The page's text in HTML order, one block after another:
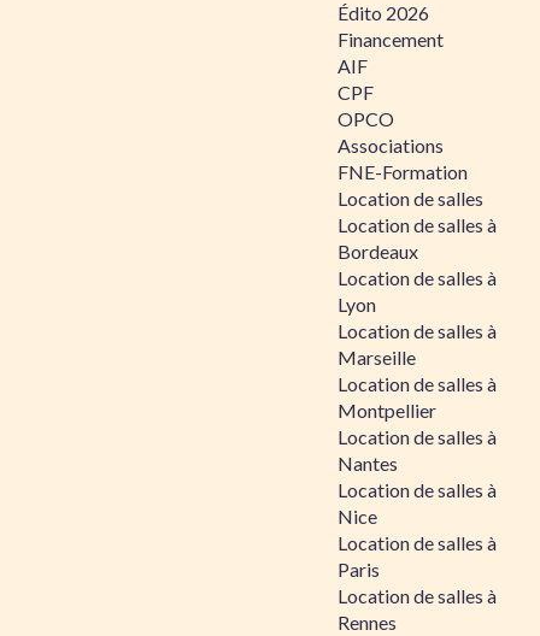
Édito 2026
Financement
AIF
CPF
OPCO
Associations
FNE-Formation
Location de salles
Location de salles à
Bordeaux
Location de salles à
Lyon
Location de salles à
Marseille
Location de salles à
Montpellier
Location de salles à
Nantes
Location de salles à
Nice
Location de salles à
Paris
Location de salles à
Rennes